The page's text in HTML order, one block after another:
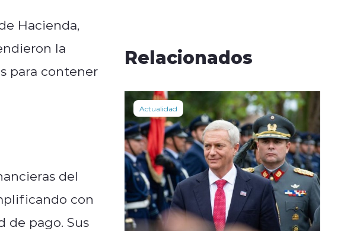
Hacienda,
la
para contener
del
con
de pago. Sus
Relacionados
Actualidad